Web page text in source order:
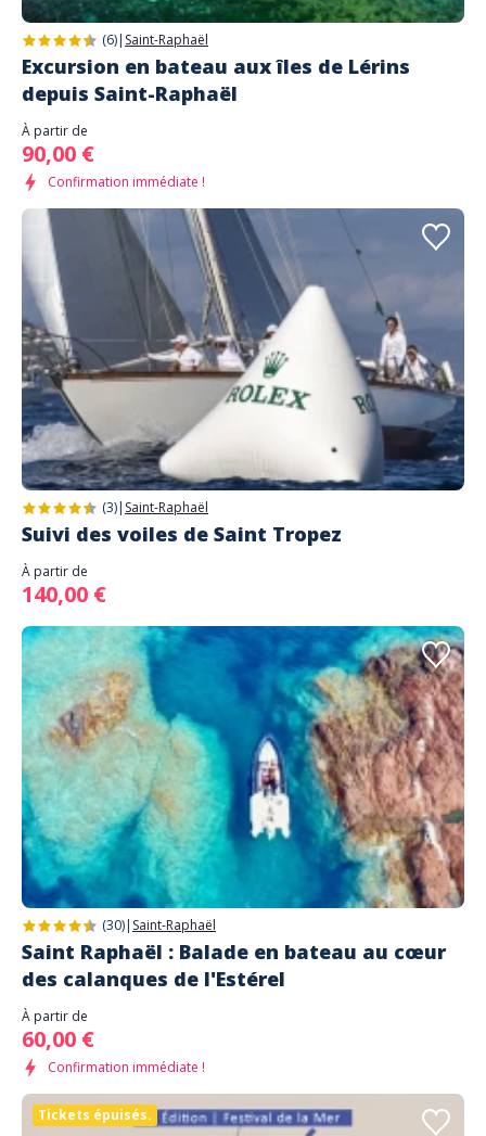
(6)| Saint-Raphaël
Excursion en bateau aux îles de Lérins
depuis Saint-Raphaël
À partir de
90,00 €
Confirmation immédiate !
(3)| Saint-Raphaël
Suivi des voiles de Saint Tropez
À partir de
140,00 €
(30)| Saint-Raphaël
Saint Raphaël : Balade en bateau au cœur
des calanques de l'Estérel
À partir de
60,00 €
Confirmation immédiate !
Tickets épuisés.